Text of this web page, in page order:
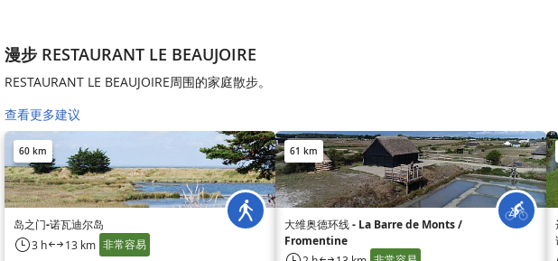
漫步 RESTAURANT LE BEAUJOIRE
RESTAURANT LE BEAUJOIRE周围的家庭散步。
查看更多建议
60 km
岛之门-诺瓦迪尔岛
3 h 13 km 非常容易
61 km
大维奥德环线 - La Barre de Monts /
Fromentine